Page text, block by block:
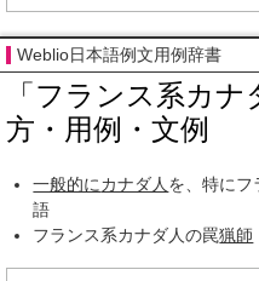
Weblio日本語例文用例辞書
「フランス系カ
方・用例・文例
一般的にカナダ人を、特にフ
語
フランス系カナダ人の罠猟師